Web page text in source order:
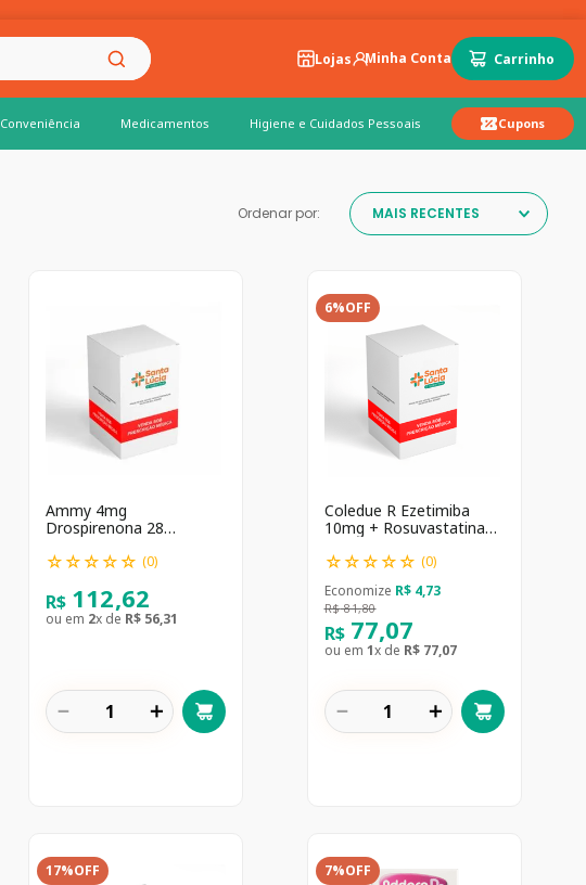
Lojas
Conveniência Medicamentos Higiene e Cuidados Pessoais Cupons
Ordenar por: MAIS RECENTES
Ammy 4mg
Drospirenona 28
☆☆☆☆☆ (0)
R$ 112,62
ou em 2x de R$ 56,31
＋
－
6%OFF
Coledue R Ezetimiba
10mg + Rosuvastatina
☆☆☆☆☆ (0)
Economize R$ 4,73
R$ 81,80
R$ 77,07
ou em 1x de R$ 77,07
＋
－
17%OFF 7%OFF